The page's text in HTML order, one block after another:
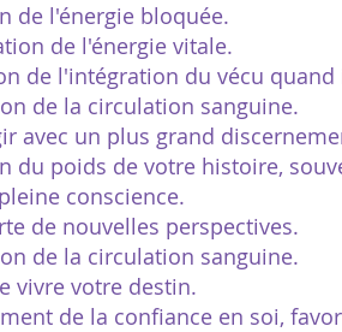
de l'énergie bloquée.
de l'énergie vitale.
de l'intégration du vécu
de la circulation sanguine.
avec un plus grand
du poids de votre histoire,
conscience.
de nouvelles perspectives.
de la circulation sanguine.
vivre votre destin.
de la confiance en soi,